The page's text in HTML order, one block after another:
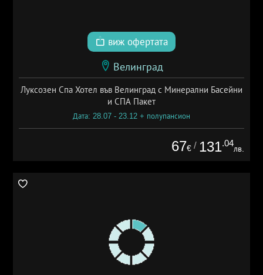
виж офертата
Велинград
Луксозен Спа Хотел във Велинград с Минерални Басейни
и СПА Пакет
Дата: 28.07 - 23.12 + полупансион
67€ / 131.04
лв.